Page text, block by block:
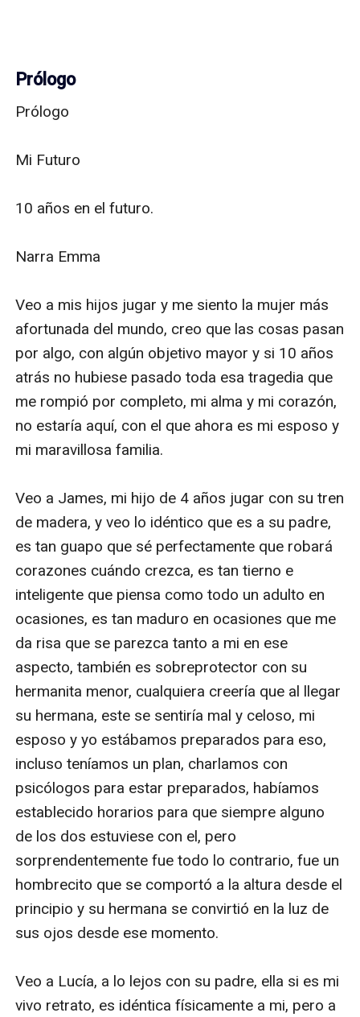
Prólogo
Prólogo
Mi Futuro
10 años en el futuro.
Narra Emma
Veo a mis hijos jugar y me siento la mujer más
afortunada del mundo, creo que las cosas pasan
por algo, con algún objetivo mayor y si 10 años
atrás no hubiese pasado toda esa tragedia que
me rompió por completo, mi alma y mi corazón,
no estaría aquí, con el que ahora es mi esposo y
mi maravillosa familia.
Veo a James, mi hijo de 4 años jugar con su tren
de madera, y veo lo idéntico que es a su padre,
es tan guapo que sé perfectamente que robará
corazones cuándo crezca, es tan tierno e
inteligente que piensa como todo un adulto en
ocasiones, es tan maduro en ocasiones que me
da risa que se parezca tanto a mi en ese
aspecto, también es sobreprotector con su
hermanita menor, cualquiera creería que al llegar
su hermana, este se sentiría mal y celoso, mi
esposo y yo estábamos preparados para eso,
incluso teníamos un plan, charlamos con
psicólogos para estar preparados, habíamos
establecido horarios para que siempre alguno
de los dos estuviese con el, pero
sorprendentemente fue todo lo contrario, fue un
hombrecito que se comportó a la altura desde el
principio y su hermana se convirtió en la luz de
sus ojos desde ese momento.
Veo a Lucía, a lo lejos con su padre, ella si es mi
vivo retrato, es idéntica físicamente a mi, pero a